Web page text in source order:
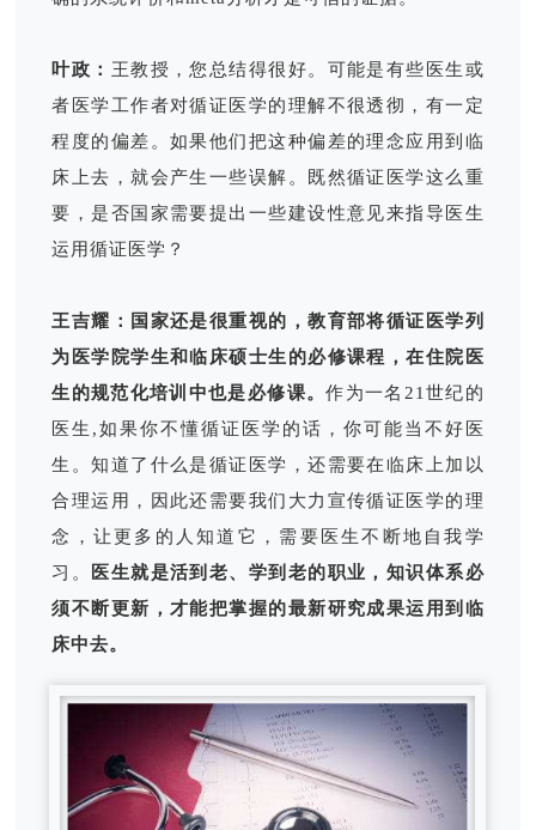
叶政： 王教授，您总结得很好。可能是有些医生或
者医学工作者对循证医学的理解不很透彻，有一定
程度的偏差。如果他们把这种偏差的理念应用到临
床上去，就会产生一些误解。既然循证医学这么重
要，是否国家需要提出一些建设性意见来指导医生
运用循证医学？
王吉耀：国家还是很重视的，教育部将循证医学列
为医学院学生和临床硕士生的必修课程，在住院医
生的规范化培训中也是必修课。作为一名21世纪的
医生,如果你不懂循证医学的话，你可能当不好医
生。知道了什么是循证医学，还需要在临床上加以
合理运用，因此还需要我们大力宣传循证医学的理
念，让更多的人知道它，需要医生不断地自我学
习。
医生就是活到老、学到老的职业，知识体系必
须不断更新，才能把掌握的最新研究成果运用到临
床中去。